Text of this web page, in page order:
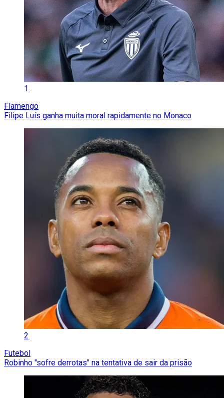
1
Flamengo
Filipe Luís ganha muita moral rapidamente no Monaco
2
Futebol
Robinho "sofre derrotas" na tentativa de sair da prisão